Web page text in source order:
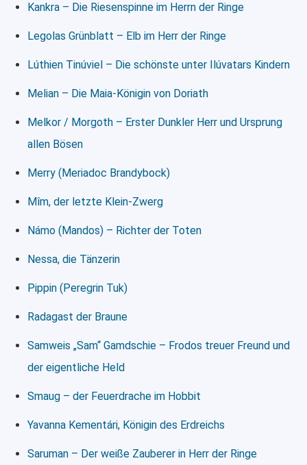
Kankra – Die Riesenspinne im Herrn der Ringe
Legolas Grünblatt – Elb im Herr der Ringe
Lúthien Tinúviel – Die schönste unter Ilúvatars Kindern
Melian – Die Maia-Königin von Doriath
Melkor / Morgoth – Erster Dunkler Herr und Ursprung
allen Bösen
Merry (Meriadoc Brandybock)
Mîm, der letzte Klein-Zwerg
Námo (Mandos) – Richter der Toten
Nessa, die Tänzerin
Pippin (Peregrin Tuk)
Radagast der Braune
Samweis „Sam“ Gamdschie – Frodos treuer Freund und
der eigentliche Held
Smaug – der Feuerdrache im Hobbit
Yavanna Kementári, Königin des Erdreichs
Saruman – Der weiße Zauberer in Herr der Ringe